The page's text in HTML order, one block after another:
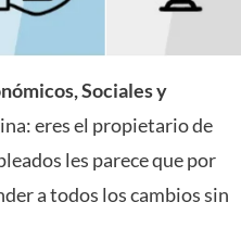
Sociales y
eres el propietario de
les parece que por
a todos los cambios sin